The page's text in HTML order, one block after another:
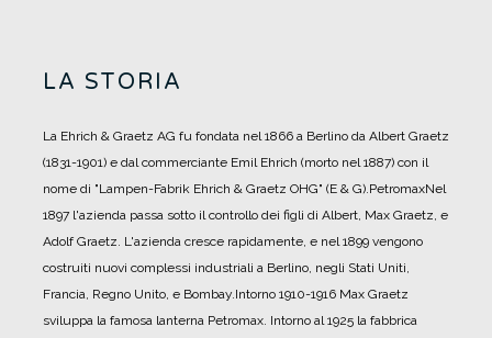
LA STORIA
La Ehrich & Graetz AG fu fondata nel 1866 a Berlino da Albert Graetz
(1831-1901) e dal commerciante Emil Ehrich (morto nel 1887) con il
nome di "Lampen-Fabrik Ehrich & Graetz OHG" (E & G).PetromaxNel
1897 l'azienda passa sotto il controllo dei figli di Albert, Max Graetz, e
Adolf Graetz. L'azienda cresce rapidamente, e nel 1899 vengono
costruiti nuovi complessi industriali a Berlino, negli Stati Uniti,
Francia, Regno Unito, e Bombay.Intorno 1910-1916 Max Graetz
sviluppa la famosa lanterna Petromax. Intorno al 1925 la fabbrica